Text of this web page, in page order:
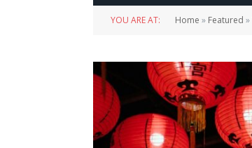
YOU ARE AT: Home » Featured »